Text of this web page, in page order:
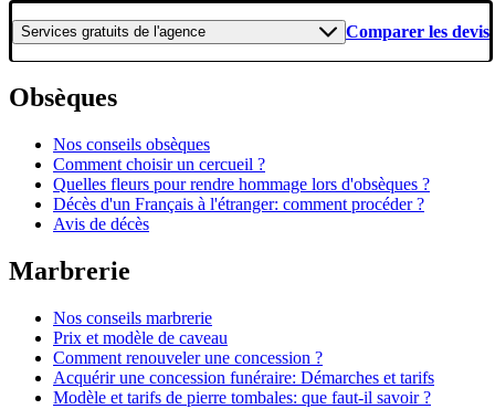
Services gratuits de l'agence Comparer les devis
Obsèques
Nos conseils obsèques
Comment choisir un cercueil ?
Quelles fleurs pour rendre hommage lors d'obsèques ?
Décès d'un Français à l'étranger: comment procéder ?
Avis de décès
Marbrerie
Nos conseils marbrerie
Prix et modèle de caveau
Comment renouveler une concession ?
Acquérir une concession funéraire: Démarches et tarifs
Modèle et tarifs de pierre tombales: que faut-il savoir ?